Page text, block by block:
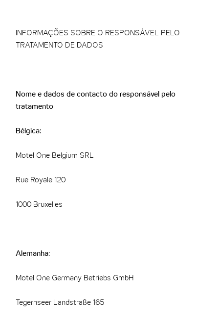
INFORMAÇÕES SOBRE O RESPONSÁVEL PELO
TRATAMENTO DE DADOS
Nome e dados de contacto do responsável pelo
tratamento
Bélgica:
Motel One Belgium SRL
Rue Royale 120
1000 Bruxelles
Alemanha:
Motel One Germany Betriebs GmbH
Tegernseer Landstraße 165